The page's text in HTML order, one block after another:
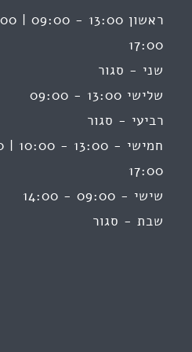
17:00
שני - סגור
שלישי 13:00 - 09:00
רביעי - סגור
17:00
שישי - 09:00 - 14:00
שבת - סגור